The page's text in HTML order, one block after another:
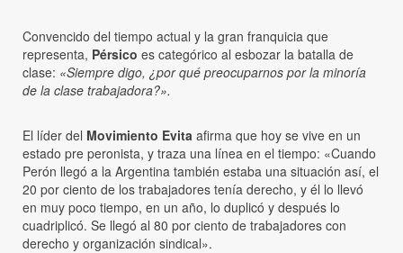
Convencido del tiempo actual y la gran franquicia que
representa, Pérsico es categórico al esbozar la batalla de
clase: «Siempre digo, ¿por qué preocuparnos por la minoría
de la clase trabajadora?».
El líder del Movimiento Evita afirma que hoy se vive en un
estado pre peronista, y traza una línea en el tiempo: «Cuando
Perón llegó a la Argentina también estaba una situación así, el
20 por ciento de los trabajadores tenía derecho, y él lo llevó
en muy poco tiempo, en un año, lo duplicó y después lo
cuadriplicó. Se llegó al 80 por ciento de trabajadores con
derecho y organización sindical».